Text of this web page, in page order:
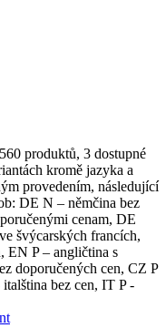
produktů, 3 dostupné
kromě jazyka a
provedením, následující
DE N – němčina bez
cenam, DE
švýcarských francích,
EN P – angličtina s
doporučených cen, CZ P
bez cen, IT P -